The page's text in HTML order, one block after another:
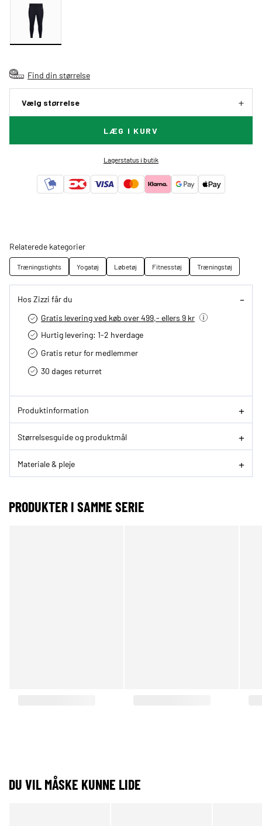
Find din størrelse
Vælg størrelse
LÆG I KURV
Lagerstatus i butik
Relaterede kategorier
Træningstights Yogatøj Løbetøj Fitnesstøj Træningstøj
Hos Zizzi får du
Gratis levering ved køb over 499,- ellers 9 kr
Hurtig levering­: 1-2 hverdage
Gratis retur for medlemmer
30 dages returret
Produktinformation
Størrelsesguide og produktmål
Materiale & pleje
PRODUKTER I SAMME SERIE
DU VIL MÅSKE KUNNE LIDE